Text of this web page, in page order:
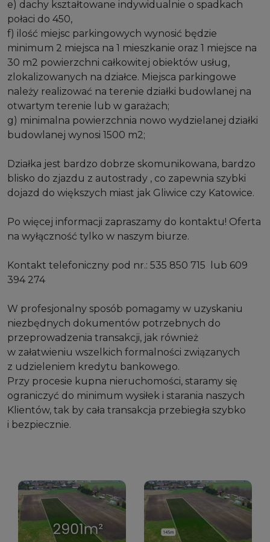
e) dachy kształtowane indywidualnie o spadkach
połaci do 450,
f) ilość miejsc parkingowych wynosić będzie
minimum 2 miejsca na 1 mieszkanie oraz 1 miejsce na
30 m2 powierzchni całkowitej obiektów usług,
zlokalizowanych na działce. Miejsca parkingowe
należy realizować na terenie działki budowlanej na
otwartym terenie lub w garażach;
g) minimalna powierzchnia nowo wydzielanej działki
budowlanej wynosi 1500 m2;
Działka jest bardzo dobrze skomunikowana, bardzo
blisko do zjazdu z autostrady , co zapewnia szybki
dojazd do większych miast jak Gliwice czy Katowice.
Po więcej informacji zapraszamy do kontaktu! Oferta
na wyłączność tylko w naszym biurze.
Kontakt telefoniczny pod nr.: 535 850 715 lub 609
394 274
W profesjonalny sposób pomagamy w uzyskaniu
niezbędnych dokumentów potrzebnych do
przeprowadzenia transakcji, jak również
w załatwieniu wszelkich formalności związanych
z udzieleniem kredytu bankowego.
Przy procesie kupna nieruchomości, staramy się
ograniczyć do minimum wysiłek i starania naszych
Klientów, tak by cała transakcja przebiegła szybko
i bezpiecznie.